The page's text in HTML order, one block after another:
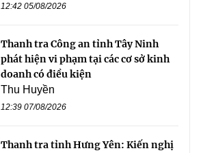
12:42 05/08/2026
Thanh tra Công an tỉnh Tây Ninh
phát hiện vi phạm tại các cơ sở kinh
doanh có điều kiện
Thu Huyền
12:39 07/08/2026
Thanh tra tỉnh Hưng Yên: Kiến nghị